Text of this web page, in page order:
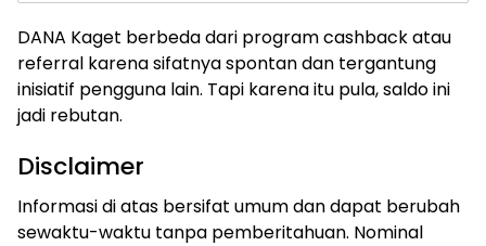
DANA Kaget berbeda dari program cashback atau
referral karena sifatnya spontan dan tergantung
inisiatif pengguna lain. Tapi karena itu pula, saldo ini
jadi rebutan.
Disclaimer
Informasi di atas bersifat umum dan dapat berubah
sewaktu-waktu tanpa pemberitahuan. Nominal